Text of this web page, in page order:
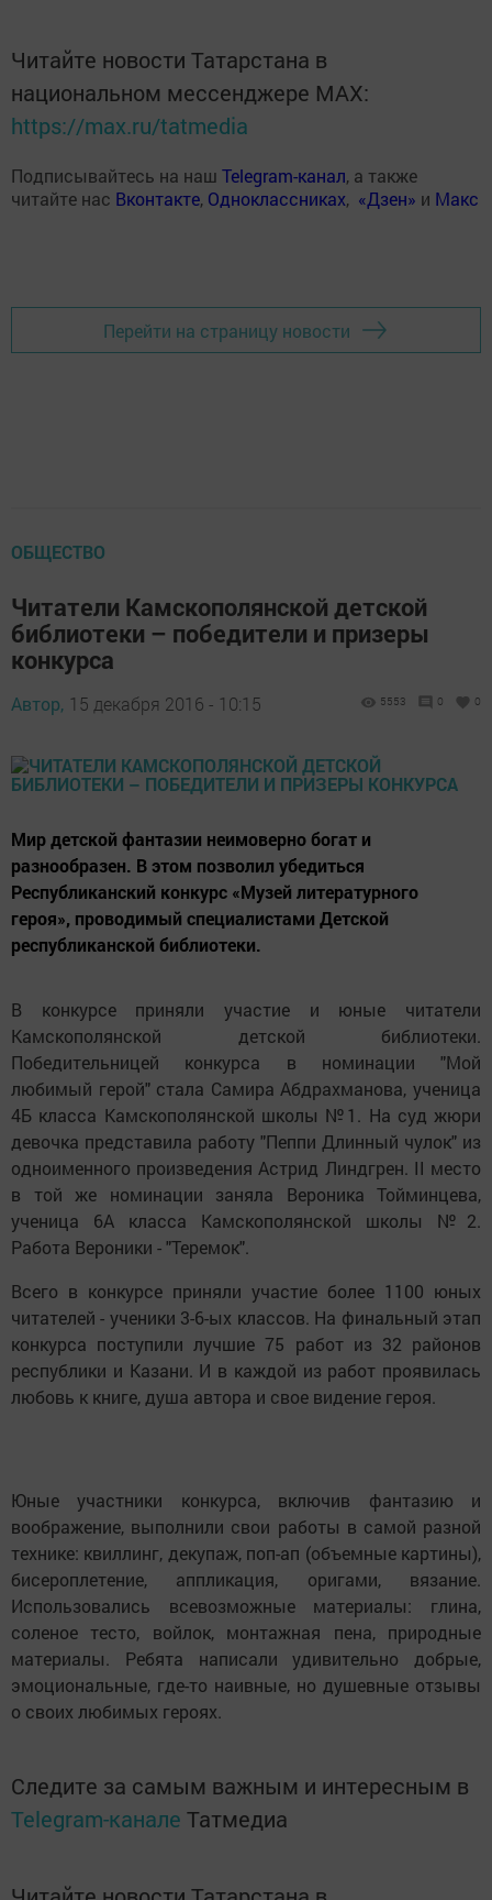
Читайте новости Татарстана в
национальном мессенджере MАХ:
https://max.ru/tatmedia
Подписывайтесь на наш Telegram-канал, а также
читайте нас Вконтакте, Одноклассниках, «Дзен» и Макс
Перейти на страницу новости
ОБЩЕСТВО
Читатели Камскополянской детской
библиотеки – победители и призеры
конкурса
Автор, 15 декабря 2016 - 10:15 5553 0 0
Мир детской фантазии неимоверно богат и
разнообразен. В этом позволил убедиться
Республиканский конкурс «Музей литературного
героя», проводимый специалистами Детской
республиканской библиотеки.
В конкурсе приняли участие и юные читатели
Камскополянской детской библиотеки.
Победительницей конкурса в номинации "Мой
любимый герой" стала Самира Абдрахманова, ученица
4Б класса Камскополянской школы №1. На суд жюри
девочка представила работу "Пеппи Длинный чулок" из
одноименного произведения Астрид Линдгрен. II место
в той же номинации заняла Вероника Тойминцева,
ученица 6А класса Камскополянской школы №2.
Работа Вероники - "Теремок".
Всего в конкурсе приняли участие более 1100 юных
читателей - ученики 3-6-ых классов. На финальный этап
конкурса поступили лучшие 75 работ из 32 районов
республики и Казани. И в каждой из работ проявилась
любовь к книге, душа автора и свое видение героя.
Юные участники конкурса, включив фантазию и
воображение, выполнили свои работы в самой разной
технике: квиллинг, декупаж, поп-ап (объемные картины),
бисероплетение, аппликация, оригами, вязание.
Использовались всевозможные материалы: глина,
соленое тесто, войлок, монтажная пена, природные
материалы. Ребята написали удивительно добрые,
эмоциональные, где-то наивные, но душевные отзывы
о своих любимых героях.
Следите за самым важным и интересным в
Telegram-канале Татмедиа